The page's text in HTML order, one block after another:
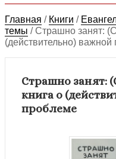
Главная / Книги /
темы /Страшно занят:
(действительно) важной
Страшно занят:
книга о
проблеме